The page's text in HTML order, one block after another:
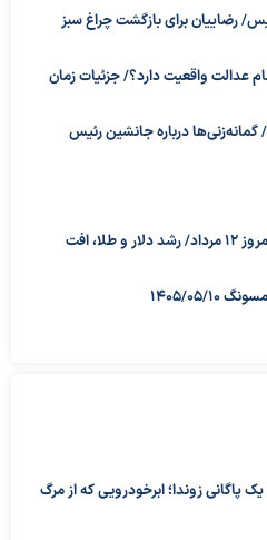
رضاییان برای بازگشت چراغ سبز
سهام عدالت واقعیت دارد؟/ جزئیات زمان
درباره جانشین رئیس
قیمت دلار،قیمت طلا و سکه امروز ۱۲ مرداد/ رشد دلار و طلا، افت
05/10
پاگانی زوندا؛ ابرخودرویی که از مرگ